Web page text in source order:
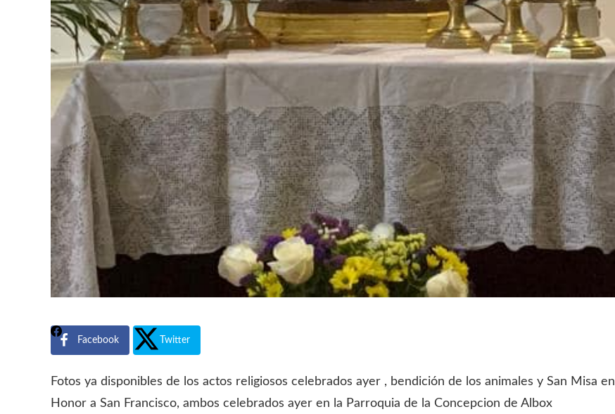
Facebook Twitter
Fotos ya disponibles de los actos religiosos celebrados ayer , bendición de los animales y San Misa en
Honor a San Francisco, ambos celebrados ayer en la Parroquia de la Concepcion de Albox